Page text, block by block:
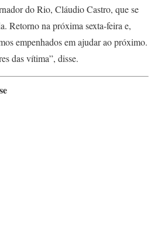
do Rio, Cláudio Castro, que se
Retorno na próxima sexta-feira e,
empenhados em ajudar ao próximo.
das vítima”, disse.